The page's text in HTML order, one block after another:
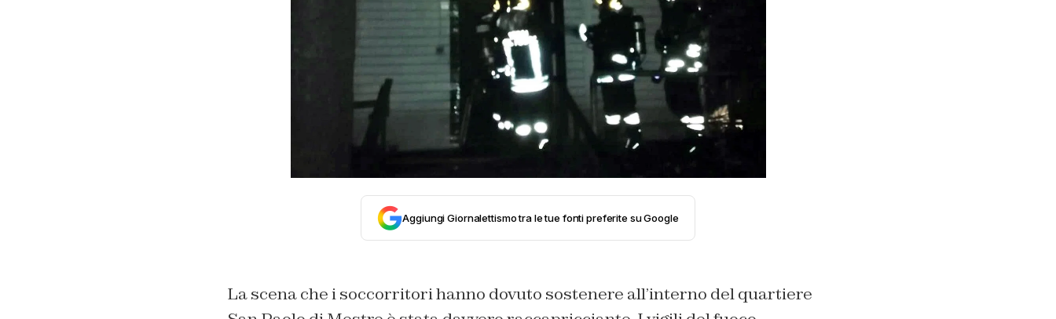
Aggiungi Giornalettismo tra le tue fonti preferite su Google
La scena che i soccorritori hanno dovuto sostenere all’interno del quartiere